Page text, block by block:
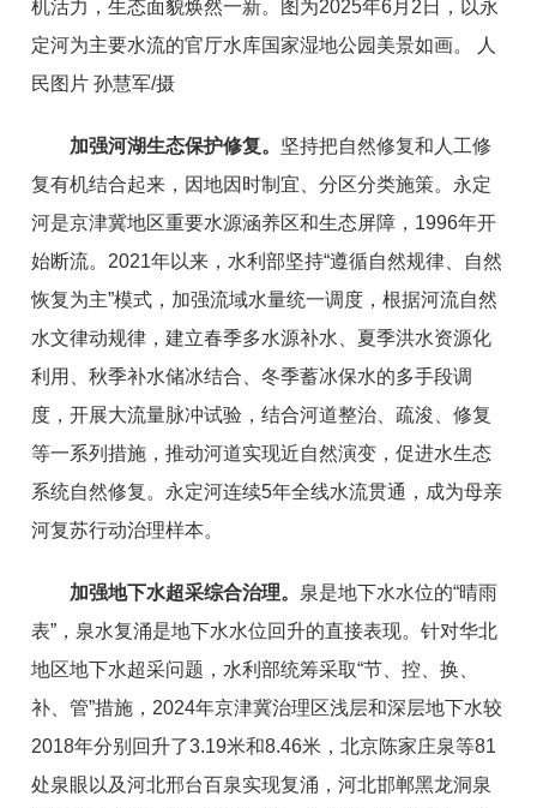
机活力，生态面貌焕然一新。图为2025年6月2日，以永
定河为主要水流的官厅水库国家湿地公园美景如画。 人
民图片 孙慧军/摄
加强河湖生态保护修复。 坚持把自然修复和人工修
复有机结合起来，因地因时制宜、分区分类施策。永定
河是京津冀地区重要水源涵养区和生态屏障，1996年开
始断流。2021年以来，水利部坚持“遵循自然规律、自然
恢复为主”模式，加强流域水量统一调度，根据河流自然
水文律动规律，建立春季多水源补水、夏季洪水资源化
利用、秋季补水储冰结合、冬季蓄冰保水的多手段调
度，开展大流量脉冲试验，结合河道整治、疏浚、修复
等一系列措施，推动河道实现近自然演变，促进水生态
系统自然修复。永定河连续5年全线水流贯通，成为母亲
河复苏行动治理样本。
加强地下水超采综合治理。 泉是地下水水位的“晴雨
表”，泉水复涌是地下水水位回升的直接表现。针对华北
地区地下水超采问题，水利部统筹采取“节、控、换、
补、管”措施，2024年京津冀治理区浅层和深层地下水较
2018年分别回升了3.19米和8.46米，北京陈家庄泉等81
处泉眼以及河北邢台百泉实现复涌，河北邯郸黑龙洞泉